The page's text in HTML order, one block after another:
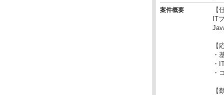
案件概要
【
IT
【
・
・
・
【